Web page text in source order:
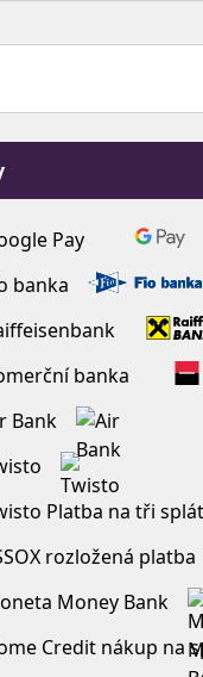
Pay
banka
banka
Bank
Platba na tři
rozložená platba
Money Bank
Credit nákup na